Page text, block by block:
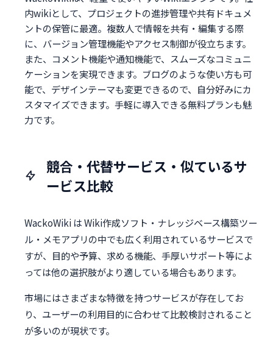
内wikiとして、プロジェクトの進捗管理や共有ドキュメ
ントの保管に最適。複数人で情報を共有・編集する際
に、バージョン管理機能やアクセス制御が役立ちます。
また、コメント機能や通知機能で、スムーズなコミュニ
ケーションを実現できます。ブログのような使い方も可
能で、デザインテーマも変更できるので、自分好みにカ
スタマイズできます。手軽に導入できる無料プランも魅
力です。
競合・代替サービス・似ているサ
ービス比較
WackoWiki は Wiki作成ソフト・ナレッジベース構築ツー
ル・メモアプリの中でも広く利用されているサービスで
すが、目的や予算、求める機能、手厚いサポート等によ
っては他の選択肢がより適している場合もあります。
市場にはさまざまな特徴を持つサービスが存在してお
り、ユーザーの利用目的に合わせて比較検討されること
が多いのが現状です。